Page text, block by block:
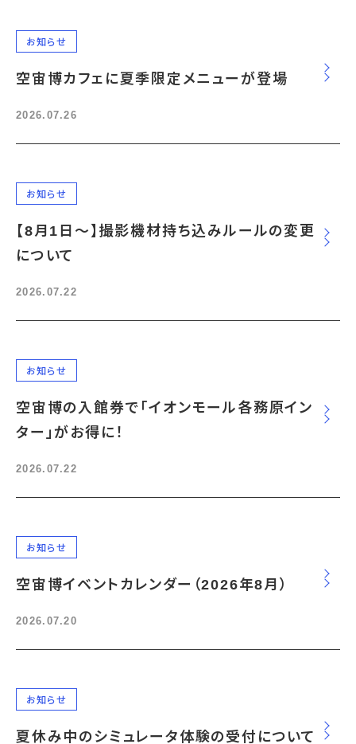
お知らせ
空宙博カフェに夏季限定メニューが登場
2026.07.26
お知らせ
【8月1日～】撮影機材持ち込みルールの変更
について
2026.07.22
お知らせ
空宙博の入館券で「イオンモール各務原イン
ター」がお得に！
2026.07.22
お知らせ
空宙博イベントカレンダー（2026年8月）
2026.07.20
お知らせ
夏休み中のシミュレータ体験の受付について